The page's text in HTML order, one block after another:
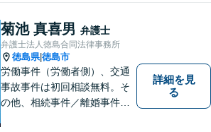
貸借/消費者問題/離婚/相続/債
務整理など）を中心に、社会
的事件にも対応いたします。
お気軽にご相談ください。
菊池 真喜男 弁護士
弁護士法人徳島合同法律事務所
徳島県|徳島市
労働事件（労働者側）、交通
事故事件は初回相談無料。そ
の他、相続事件／離婚事件／
詳細を見
る